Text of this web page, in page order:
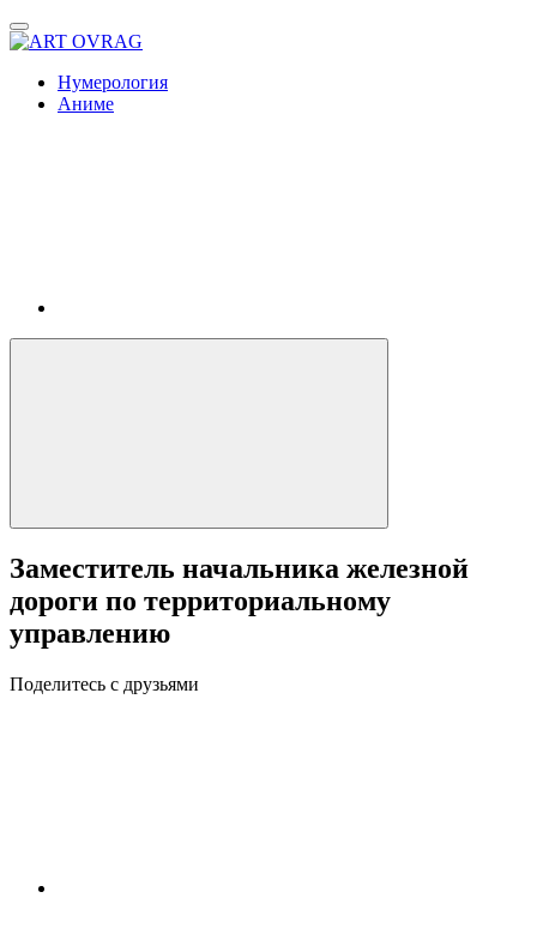
Нумерология
Аниме
Заместитель начальника железной
дороги по территориальному
управлению
Поделитесь с друзьями